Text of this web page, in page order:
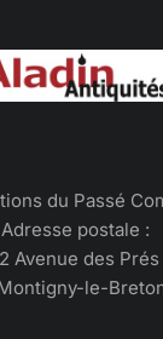
du Passé
Adresse postale :
Avenue des Prés
le-